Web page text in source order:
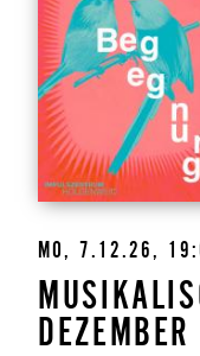
MO, 7.12.26,
DEZEMBER